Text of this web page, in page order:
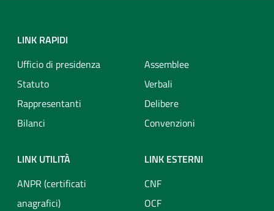
LINK RAPIDI
Ufficio di presidenza
Statuto
Rappresentanti
Bilanci
Assemblee
Verbali
Delibere
Convenzioni
LINK UTILITÀ
ANPR (certificati
anagrafici)
LINK ESTERNI
CNF
OCF